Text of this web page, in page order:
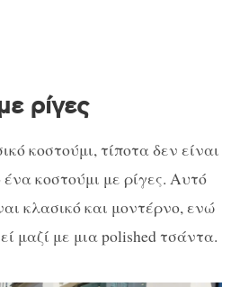
ρίγες
κοστούμι, τίποτα δεν είναι
κοστούμι με ρίγες. Αυτό
κλασικό και μοντέρνο, ενώ
μαζί με μια polished τσάντα.